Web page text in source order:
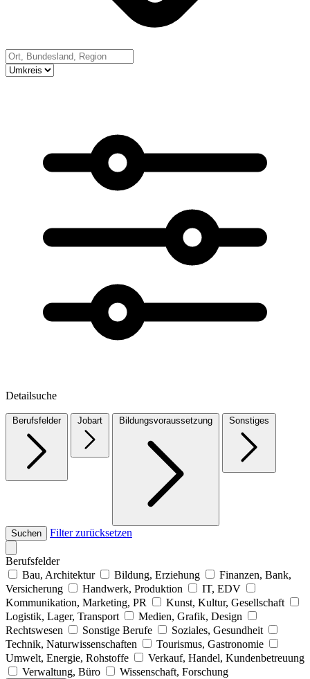
Detailsuche
Berufsfelder Jobart Bildungsvoraussetzung Sonstiges
Suchen Filter zurücksetzen
Berufsfelder
Bau, Architektur
Bildung, Erziehung
Finanzen, Bank,
Versicherung
Handwerk, Produktion
IT, EDV
Kommunikation, Marketing, PR
Kunst, Kultur, Gesellschaft
Logistik, Lager, Transport
Medien, Grafik, Design
Rechtswesen
Sonstige Berufe
Soziales, Gesundheit
Technik, Naturwissenschaften
Tourismus, Gastronomie
Umwelt, Energie, Rohstoffe
Verkauf, Handel, Kundenbetreuung
Verwaltung, Büro
Wissenschaft, Forschung